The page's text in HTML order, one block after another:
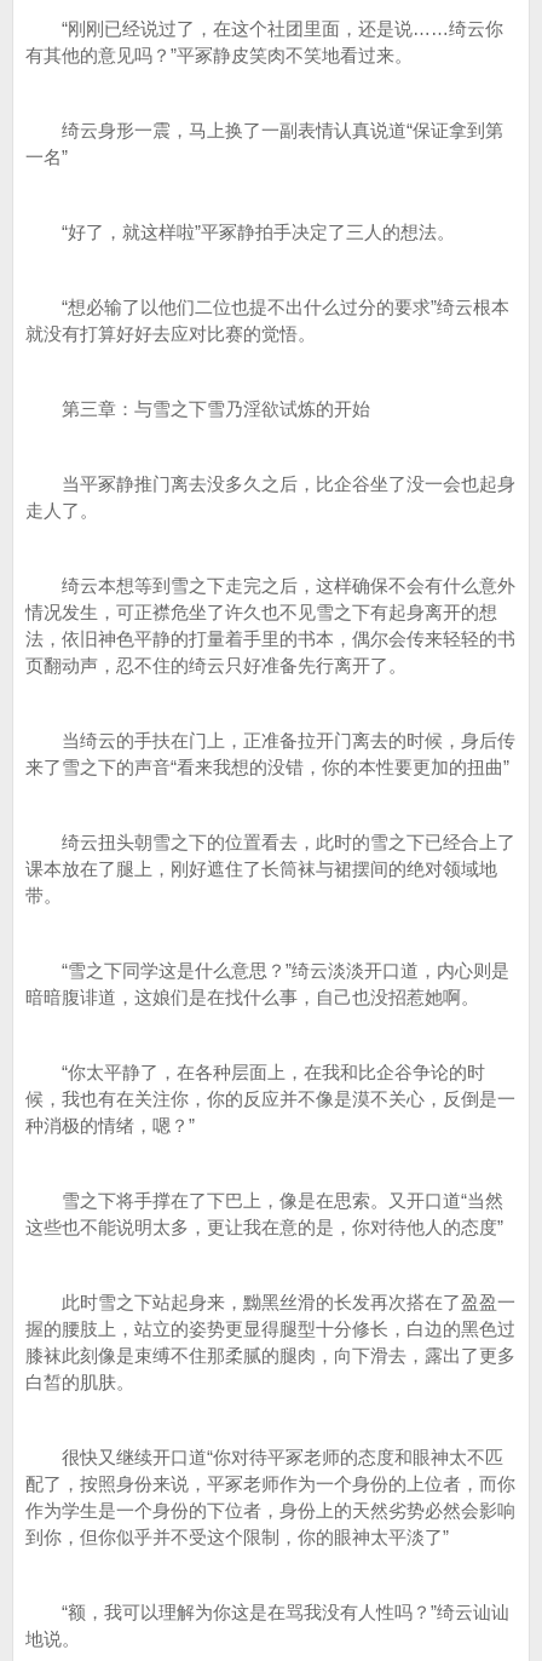
“刚刚已经说过了，在这个社团里面，还是说……绮云你
有其他的意见吗？”平冢静皮笑肉不笑地看过来。
绮云身形一震，马上换了一副表情认真说道“保证拿到第
一名”
“好了，就这样啦”平冢静拍手决定了三人的想法。
“想必输了以他们二位也提不出什么过分的要求”绮云根本
就没有打算好好去应对比赛的觉悟。
第三章：与雪之下雪乃淫欲试炼的开始
当平冢静推门离去没多久之后，比企谷坐了没一会也起身
走人了。
绮云本想等到雪之下走完之后，这样确保不会有什么意外
情况发生，可正襟危坐了许久也不见雪之下有起身离开的想
法，依旧神色平静的打量着手里的书本，偶尔会传来轻轻的书
页翻动声，忍不住的绮云只好准备先行离开了。
当绮云的手扶在门上，正准备拉开门离去的时候，身后传
来了雪之下的声音“看来我想的没错，你的本性要更加的扭曲”
绮云扭头朝雪之下的位置看去，此时的雪之下已经合上了
课本放在了腿上，刚好遮住了长筒袜与裙摆间的绝对领域地
带。
“雪之下同学这是什么意思？”绮云淡淡开口道，内心则是
暗暗腹诽道，这娘们是在找什么事，自己也没招惹她啊。
“你太平静了，在各种层面上，在我和比企谷争论的时
候，我也有在关注你，你的反应并不像是漠不关心，反倒是一
种消极的情绪，嗯？”
雪之下将手撑在了下巴上，像是在思索。又开口道“当然
这些也不能说明太多，更让我在意的是，你对待他人的态度”
此时雪之下站起身来，黝黑丝滑的长发再次搭在了盈盈一
握的腰肢上，站立的姿势更显得腿型十分修长，白边的黑色过
膝袜此刻像是束缚不住那柔腻的腿肉，向下滑去，露出了更多
白皙的肌肤。
很快又继续开口道“你对待平冢老师的态度和眼神太不匹
配了，按照身份来说，平冢老师作为一个身份的上位者，而你
作为学生是一个身份的下位者，身份上的天然劣势必然会影响
到你，但你似乎并不受这个限制，你的眼神太平淡了”
“额，我可以理解为你这是在骂我没有人性吗？”绮云讪讪
地说。